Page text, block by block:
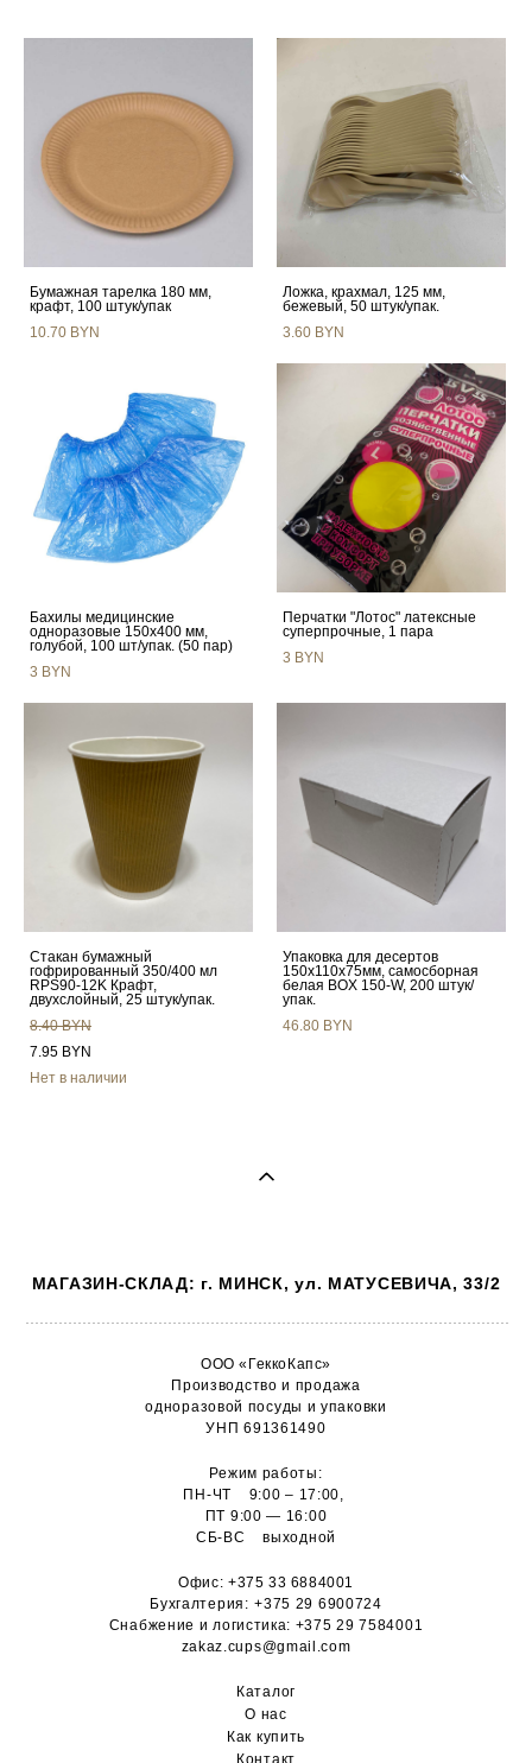
Бумажная тарелка 180 мм,
крафт, 100 штук/упак
10.70 BYN
Ложка, крахмал, 125 мм,
бежевый, 50 штук/упак.
3.60 BYN
Бахилы медицинские
одноразовые 150х400 мм,
голубой, 100 шт/упак. (50 пар)
3 BYN
Перчатки "Лотос" латексные
суперпрочные, 1 пара
3 BYN
Стакан бумажный
гофрированный 350/400 мл
RPS90-12K Крафт,
двухслойный, 25 штук/упак.
8.40 BYN
7.95 BYN
Нет в наличии
Упаковка для десертов
150х110х75мм, самосборная
белая BOX 150-W, 200 штук/
упак.
46.80 BYN
МАГАЗИН-СКЛАД: г. МИНСК, ул. МАТУСЕВИЧА, 33/2
ООО «ГеккоКапс»
Производство и продажа
одноразовой посуды и упаковки
УНП 691361490
Режим работы:
ПН-ЧТ 9:00 – 17:00,
ПТ 9:00 — 16:00
СБ-ВС выходной
Офис:+375 33 6884001
Бухгалтерия: +375 29 6900724
Снабжение и логистика: +375 29 7584001
zakaz.cups@gmail.com
Каталог
О нас
Как купить
Контакт